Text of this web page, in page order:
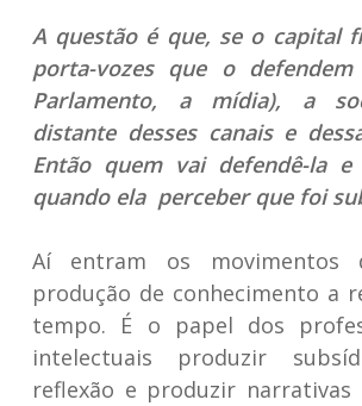
A questão é que, se o capital
porta-vozes que o
Parlamento, a mídia), a
distante desses canais e
Então quem vai defendê-la e
quando ela perceber que foi
Aí entram os
produção de conhecimento a
tempo. É o papel dos
intelectuais produzir
reflexão e produzir